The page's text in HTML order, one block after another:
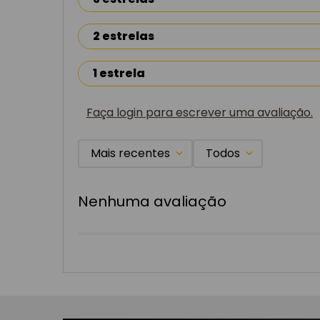
2 estrelas
1 estrela
Faça login para escrever uma avaliação.
Mais recentes Todos
Nenhuma avaliação